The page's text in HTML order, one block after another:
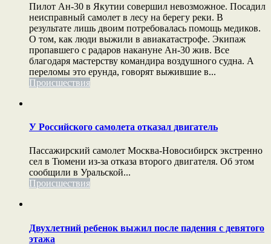
Пилот Ан-30 в Якутии совершил невозможное. Посадил
неисправный самолет в лесу на берегу реки. В
результате лишь двоим потребовалась помощь медиков.
О том, как люди выжили в авиакатастрофе. Экипаж
пропавшего с радаров накануне Ан-30 жив. Все
благодаря мастерству командира воздушного судна. А
переломы это ерунда, говорят выжившие в...
Происшествия
У Российского самолета отказал двигатель
Пассажирский самолет Москва-Новосибирск экстренно
сел в Тюмени из-за отказа второго двигателя. Об этом
сообщили в Уральской...
Происшествия
Двухлетний ребенок выжил после падения с девятого
этажа